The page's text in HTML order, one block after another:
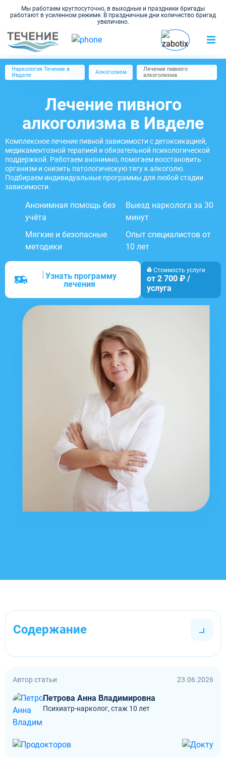
Мы работаем круглосуточно, в выходные и праздники бригады
работают в усиленном режиме. В праздничные дни количество бригад
увеличено.
Наркология Течение в
Ивделе
Алкоголизм
Лечение пивного
алкоголизма
Лечение пивного
алкоголизма в Ивделе
Комплексное лечение пивной зависимости с детоксикацией,
медикаментозной терапией и обязательной психологической
поддержкой. Работаем анонимно, помогаем восстановить
организм и снизить патологическую тягу к алкоголю.
Подбираем индивидуальные программы для любой стадии
зависимости.
Анонимная помощь без
учёта
Выезд нарколога за 30
минут
Мягкие и безопасные
методики
Опыт специалистов от
10 лет
лечения
Стоимость услуги
от 2 700 ₽ /
услуга
Содержание
Автор статьи 23.06.2026
Петрова Анна Владимировна
Психиатр-нарколог, стаж 10 лет